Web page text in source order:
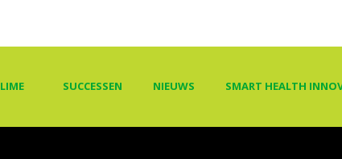
LIME SUCCESSEN NIEUWS SMART HEALTH